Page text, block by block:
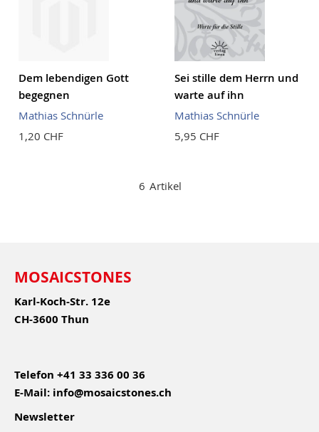
Dem lebendigen Gott
begegnen
Mathias Schnürle
1,20 CHF
Sei stille dem Herrn und
warte auf ihn
Mathias Schnürle
5,95 CHF
6 Artikel
MOSAICSTONES
Karl-Koch-Str. 12e
CH-3600 Thun
Telefon +41 33 336 00 36
E-Mail: info@mosaicstones.ch
Newsletter